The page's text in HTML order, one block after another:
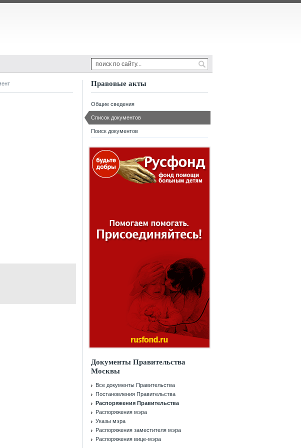
Правовые акты
Общие сведения
Список документов
Поиск документов
Документы Правительства
Москвы
Все документы Правительства
Постановления Правительства
Распоряжения Правительства
Распоряжения мэра
Указы мэра
Распоряжения заместителя мэра
Распоряжения вице-мэра